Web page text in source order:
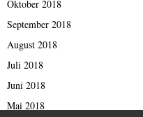
Oktober 2018
September 2018
August 2018
Juli 2018
Juni 2018
Mai 2018